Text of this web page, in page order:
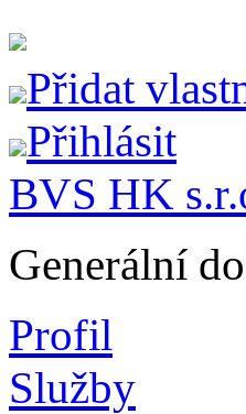
Přidat
Přihlásit
BVS HK
Generální
Profil
Služby